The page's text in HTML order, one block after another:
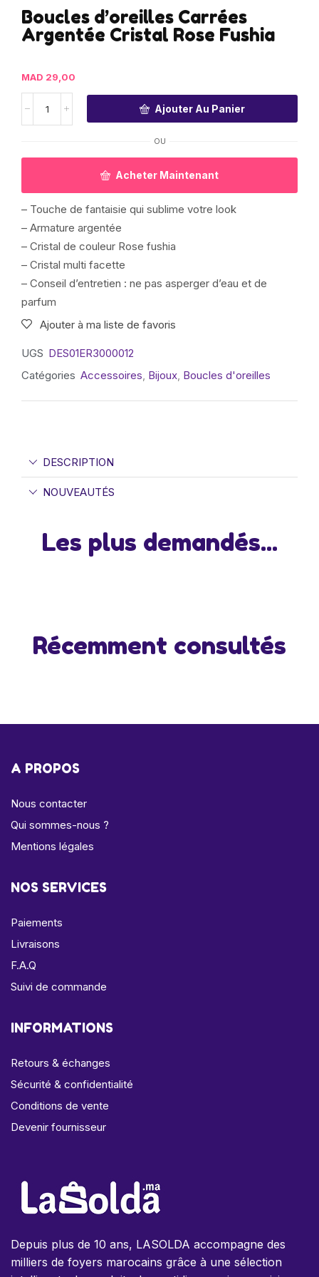
Boucles d’oreilles Carrées
Argentée Cristal Rose Fushia
MAD 29,00
Ajouter Au Panier
OU
Acheter Maintenant
– Touche de fantaisie qui sublime votre look
– Armature argentée
– Cristal de couleur Rose fushia
– Cristal multi facette
– Conseil d’entretien : ne pas asperger d’eau et de
parfum
Ajouter à ma liste de favoris
UGS DES01ER3000012
Catégories Accessoires, Bijoux, Boucles d'oreilles
DESCRIPTION
NOUVEAUTÉS
Les plus demandés...
Récemment consultés
A PROPOS
Nous contacter
Qui sommes-nous ?
Mentions légales
NOS SERVICES
Paiements
Livraisons
F.A.Q
Suivi de commande
INFORMATIONS
Retours & échanges
Sécurité & confidentialité
Conditions de vente
Devenir fournisseur
Depuis plus de 10 ans, LASOLDA accompagne des
milliers de foyers marocains grâce à une sélection